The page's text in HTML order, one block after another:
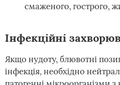
смаженого, гострого,
Інфекційні
Якщо нудоту, блювотні
інфекція, необхідно